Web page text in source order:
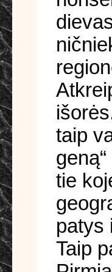
taip
tie
patys
Taip